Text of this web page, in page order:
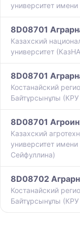
университет
8D08701
Казахский
университет
8D08701
Костанайский
Байтұрсынұлы
8D08701
Казахский
университет
Сейфуллина)
8D08702
Костанайский
Байтұрсынұлы